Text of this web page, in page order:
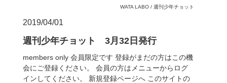
WATA LABO/ 週刊少年チョット
2019/04/01
週刊少年チョット 3月32日発行
members only 会員限定です 登録がまだの方はこの機
会にご登録ください。 会員の方はメニューからログ
インしてください。 新規登録ページへ このサイトの